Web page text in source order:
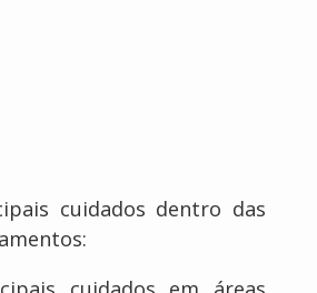
cuidados dentro das